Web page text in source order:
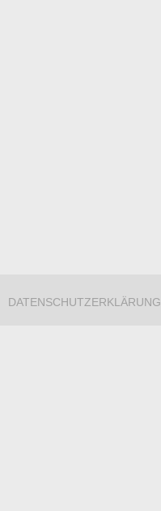
DATENSCHUTZERKLÄRUNG